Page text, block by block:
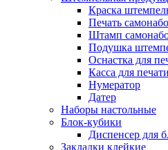
Краска
Печать
Штамп
Подушка
Оснастка для
Касса для печати
Нумератор
Датер
Наборы настольные
Блок-кубики
Диспенсер для
Закладки клейкие